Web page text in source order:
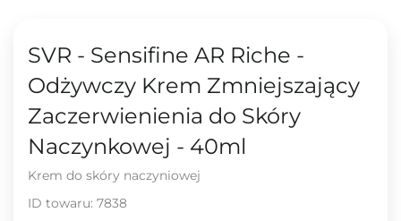
SVR - Sensifine AR Riche -
Odżywczy Krem Zmniejszający
Zaczerwienienia do Skóry
Naczynkowej - 40ml
Krem do skóry naczyniowej
ID towaru: 7838